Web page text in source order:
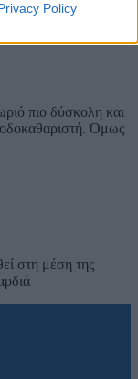
Policy
πιο δύσκολη και
Όμως
στη μέση της